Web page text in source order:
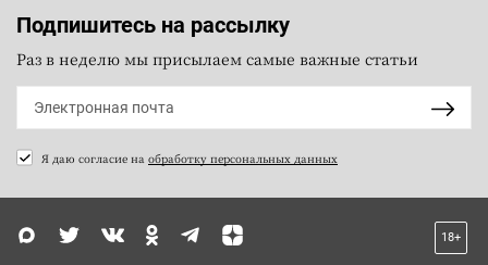
Подпишитесь на рассылку
Раз в неделю мы присылаем самые важные статьи
Я даю согласие на обработку персональных данных
18+